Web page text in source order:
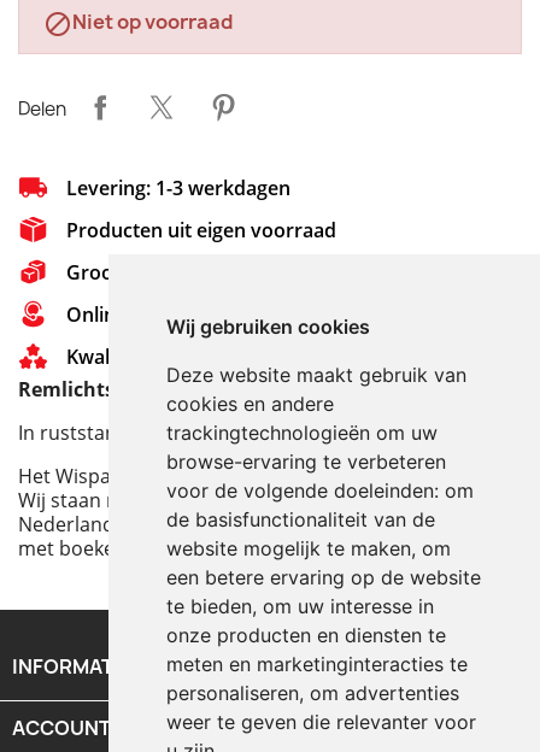
Wij gebruiken cookies
Deze website maakt gebruik van
cookies en andere
trackingtechnologieën om uw
browse-ervaring te verbeteren
voor de volgende doeleinden: om
de basisfunctionaliteit van de
website mogelijk te maken, om
een betere ervaring op de website
te bieden, om uw interesse in
onze producten en diensten te
meten en marketinginteracties te
personaliseren, om advertenties
weer te geven die relevanter voor
Niet op voorraad
Delen
Levering: 1-3 werkdagen
Producten uit eigen voorraad
Grootste assortiment van Nederland
Online Support - 0314 - 651 721
Kwaliteit - De beste boeken
Remlichtschakelaar voor de Porsche Diesel Tractor
In ruststand aan
Het Wispa team op tournee:
Wij staan met onze stand op een aantal ruilbeurzen in
Nederland, België, Denemarken, Frankrijk en Duitsland
met boeken en onderdelen.
INFORMATIE
ACCOUNT